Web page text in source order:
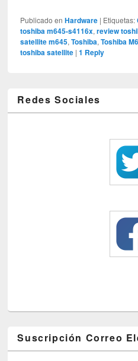
Publicado en Hardware | Etiquetas:
toshiba m645-s4116x,review
satellite m645,Toshiba,Toshiba
toshiba satellite |1 Reply
Redes Sociales
Suscripción Correo